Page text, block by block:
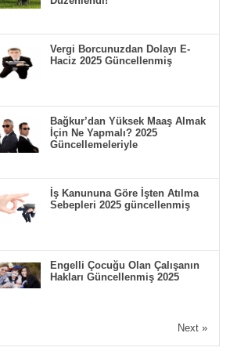
Vergi Borcunuzdan Dolayı E-
Haciz 2025 Güncellenmiş
Bağkur’dan Yüksek Maaş Almak
İçin Ne Yapmalı? 2025
Güncellemeleriyle
İş Kanununa Göre İşten Atılma
Sebepleri 2025 güncellenmiş
Engelli Çocuğu Olan Çalışanın
Hakları Güncellenmiş 2025
Next »